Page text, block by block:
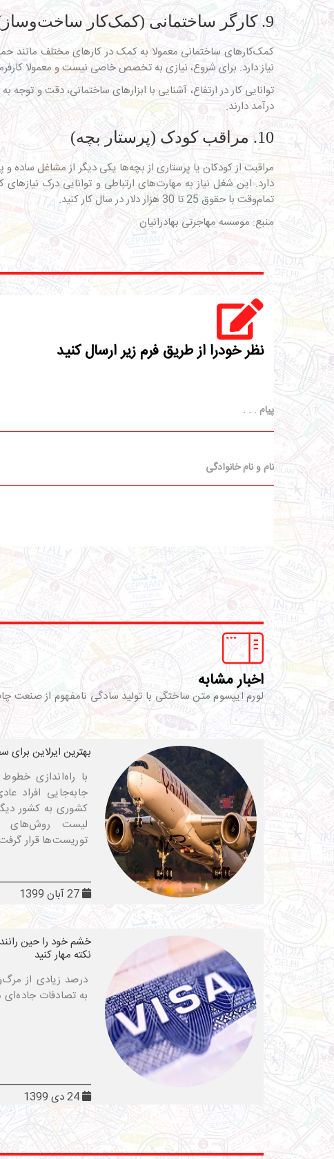
9. کارگر ساختمانی (کمک‌کار ساخت‌وساز)
کمک‌کارهای ساختمانی معمولا به کمک در کارهای مختلف
نیاز دارد. برای شروع، نیازی به تخصص خاصی نیست و معمولا
درآمد دارند.
10. مراقب کودک (پرستار بچه)
مراقبت از کودکان یا پرستاری از بچه‌ها یکی دیگر از مشاغل ساده و
دارد. این شغل نیاز به مهارت‌های ارتباطی و توانایی درک
تمام‌وقت با حقوق 25 تا 30 هزار دلار در سال کار کنید.
منبع: موسسه مهاجرتی بهادرانیان
نظر خودرا از طریق فرم زیر ارسال کنید
اخبار مشابه
لورم ایپسوم متن ساختگی با تولید سادگی نامفهوم از صنعت
بهترین ایرلاین برای
با راه‌اندازی
جابه‌جایی افراد
کشوری به کشور
لیست روش‌های
توریست‌ها قرار
خشم خود را حین
نکته مهار کنید
درصد زیادی از
به تصادفات